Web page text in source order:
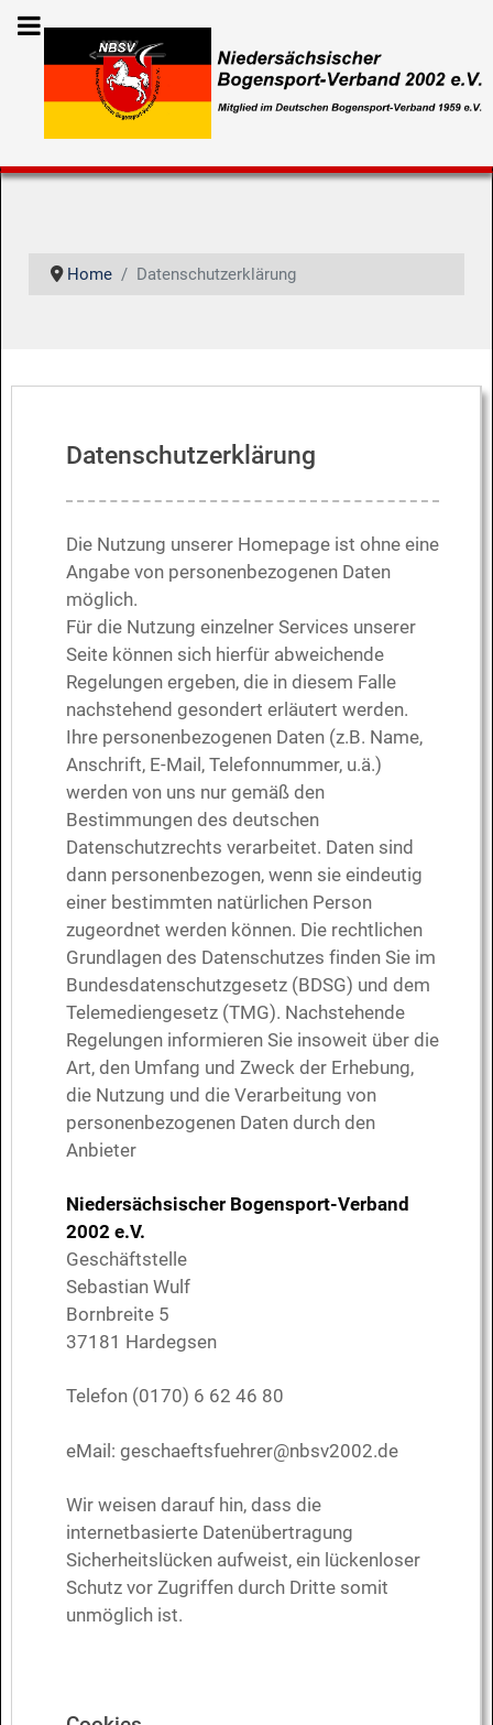
Home Datenschutzerklärung
Datenschutzerklärung
Die Nutzung unserer Homepage ist ohne eine
Angabe von personenbezogenen Daten
möglich.
Für die Nutzung einzelner Services unserer
Seite können sich hierfür abweichende
Regelungen ergeben, die in diesem Falle
nachstehend gesondert erläutert werden.
Ihre personenbezogenen Daten (z.B. Name,
Anschrift, E-Mail, Telefonnummer, u.ä.)
werden von uns nur gemäß den
Bestimmungen des deutschen
Datenschutzrechts verarbeitet. Daten sind
dann personenbezogen, wenn sie eindeutig
einer bestimmten natürlichen Person
zugeordnet werden können. Die rechtlichen
Grundlagen des Datenschutzes finden Sie im
Bundesdatenschutzgesetz (BDSG) und dem
Telemediengesetz (TMG). Nachstehende
Regelungen informieren Sie insoweit über die
Art, den Umfang und Zweck der Erhebung,
die Nutzung und die Verarbeitung von
personenbezogenen Daten durch den
Anbieter
Niedersächsischer Bogensport-Verband
2002 e.V.
Geschäftstelle
Sebastian Wulf
Bornbreite 5
37181 Hardegsen
Telefon (0170) 6 62 46 80
eMail: geschaeftsfuehrer@nbsv2002.de
Wir weisen darauf hin, dass die
internetbasierte Datenübertragung
Sicherheitslücken aufweist, ein lückenloser
Schutz vor Zugriffen durch Dritte somit
unmöglich ist.